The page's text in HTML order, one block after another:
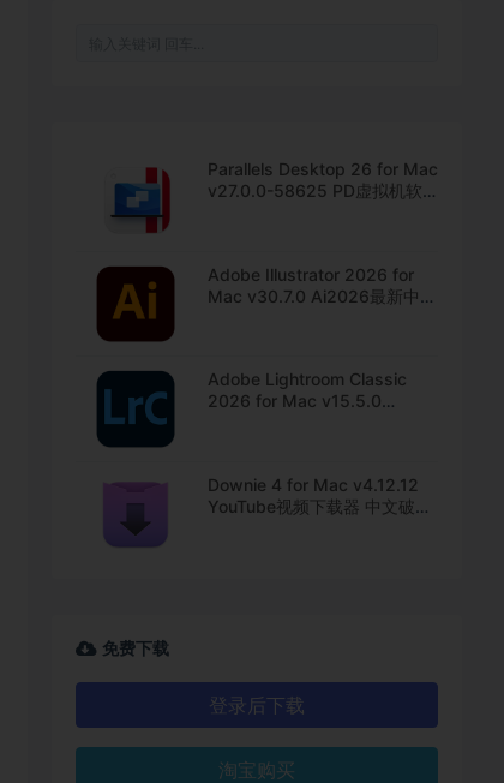
Parallels Desktop 26 for Mac
v27.0.0-58625 PD虚拟机软
Adobe Illustrator 2026 for
Mac v30.7.0 Ai2026最新中文
Adobe Lightroom Classic
2026 for Mac v15.5.0
Downie 4 for Mac v4.12.12
YouTube视频下载器 中文破解
免费下载
登录后下载
淘宝购买